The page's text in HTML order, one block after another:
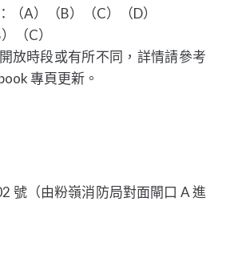
（A）（B）（C）（D）
（C）
放時段或有所不同，詳情請參考
專頁更新。
號（由粉嶺消防局對面閘口 A 進